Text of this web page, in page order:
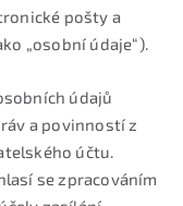
pošty a
„osobní údaje“).
údajů
a povinností z
účtu.
se zpracováním